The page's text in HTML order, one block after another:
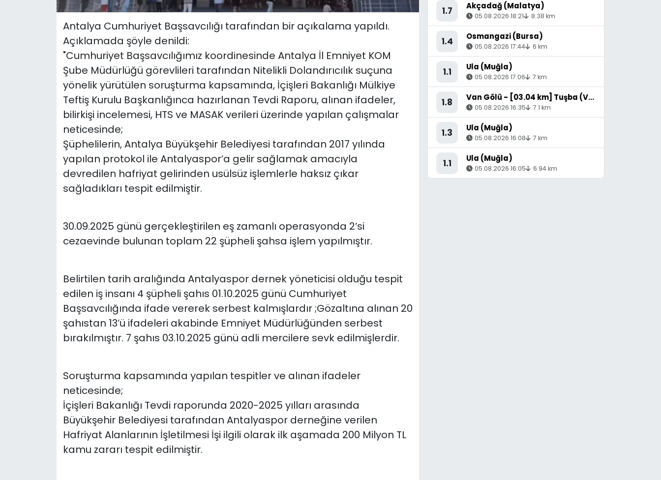
Antalya Cumhuriyet Başsavcılığı tarafından bir açıkalama yapıldı.
Açıklamada şöyle denildi:
"Cumhuriyet Başsavcılığımız koordinesinde Antalya İl Emniyet KOM
Şube Müdürlüğü görevlileri tarafından Nitelikli Dolandırıcılık suçuna
yönelik yürütülen soruşturma kapsamında, İçişleri Bakanlığı Mülkiye
Teftiş Kurulu Başkanlığınca hazırlanan Tevdi Raporu, alınan ifadeler,
bilirkişi incelemesi, HTS ve MASAK verileri üzerinde yapılan çalışmalar
neticesinde;
Şüphelilerin, Antalya Büyükşehir Belediyesi tarafından 2017 yılında
yapılan protokol ile Antalyaspor’a gelir sağlamak amacıyla
devredilen hafriyat gelirinden usülsüz işlemlerle haksız çıkar
sağladıkları tespit edilmiştir.
30.09.2025 günü gerçekleştirilen eş zamanlı operasyonda 2’si
cezaevinde bulunan toplam 22 şüpheli şahsa işlem yapılmıştır.
Belirtilen tarih aralığında Antalyaspor dernek yöneticisi olduğu tespit
edilen iş insanı 4 şüpheli şahıs 01.10.2025 günü Cumhuriyet
Başsavcılığında ifade vererek serbest kalmışlardır ;Gözaltına alınan 20
şahıstan 13’ü ifadeleri akabinde Emniyet Müdürlüğünden serbest
bırakılmıştır. 7 şahıs 03.10.2025 günü adli mercilere sevk edilmişlerdir.
Soruşturma kapsamında yapılan tespitler ve alınan ifadeler
neticesinde;
İçişleri Bakanlığı Tevdi raporunda 2020-2025 yılları arasında
Büyükşehir Belediyesi tarafından Antalyaspor derneğine verilen
Hafriyat Alanlarının İşletilmesi İşi ilgili olarak ilk aşamada 200 Milyon TL
kamu zararı tespit edilmiştir.
1.7 Akçadağ (Malatya)
05.08.2026 18:21 8.38 km
1.4 Osmangazi (Bursa)
05.08.2026 17:44 6 km
1.1 Ula (Muğla)
05.08.2026 17:06 7 km
1.8 Van Gölü - [03.04 km] Tuşba (Van)
05.08.2026 16:35 7.1 km
1.3 Ula (Muğla)
05.08.2026 16:08 7 km
1.1 Ula (Muğla)
05.08.2026 16:05 6.94 km